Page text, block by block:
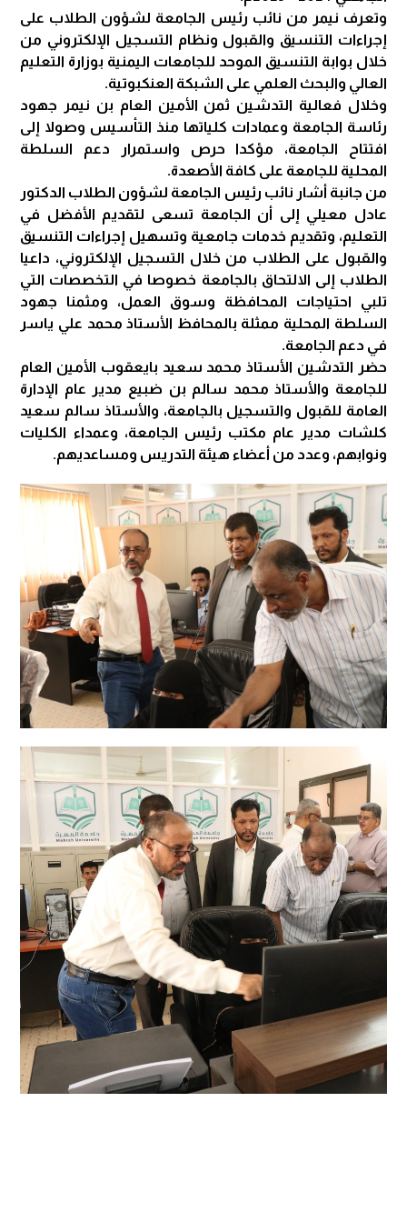
وتعرف نيمر من نائب رئيس الجامعة لشؤون الطلاب على
إجراءات التنسيق والقبول ونظام التسجيل الإلكتروني من
خلال بوابة التنسيق الموحد للجامعات اليمنية بوزارة التعليم
العالي والبحث العلمي على الشبكة العنكبوتية.
وخلال فعالية التدشين ثمن الأمين العام بن نيمر جهود
رئاسة الجامعة وعمادات كلياتها منذ التأسيس وصولا إلى
افتتاح الجامعة، مؤكدا حرص واستمرار دعم السلطة
المحلية للجامعة على كافة الأصعدة.
من جانبة أشار نائب رئيس الجامعة لشؤون الطلاب الدكتور
عادل معيلي إلى أن الجامعة تسعى لتقديم الأفضل في
التعليم، وتقديم خدمات جامعية وتسهيل إجراءات التنسيق
والقبول على الطلاب من خلال التسجيل الإلكتروني، داعيا
الطلاب إلى الالتحاق بالجامعة خصوصا في التخصصات التي
تلبي احتياجات المحافظة وسوق العمل، ومثمنا جهود
السلطة المحلية ممثلة بالمحافظ الأستاذ محمد علي ياسر
في دعم الجامعة.
حضر التدشين الأستاذ محمد سعيد بايعقوب الأمين العام
للجامعة والأستاذ محمد سالم بن ضبيع مدير عام الإدارة
العامة للقبول والتسجيل بالجامعة، والأستاذ سالم سعيد
كلشات مدير عام مكتب رئيس الجامعة، وعمداء الكليات
ونوابهم، وعدد من أعضاء هيئة التدريس ومساعديهم.